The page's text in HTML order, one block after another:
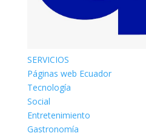
SERVICIOS
Páginas web Ecuador
Tecnología
Social
Entretenimiento
Gastronomía